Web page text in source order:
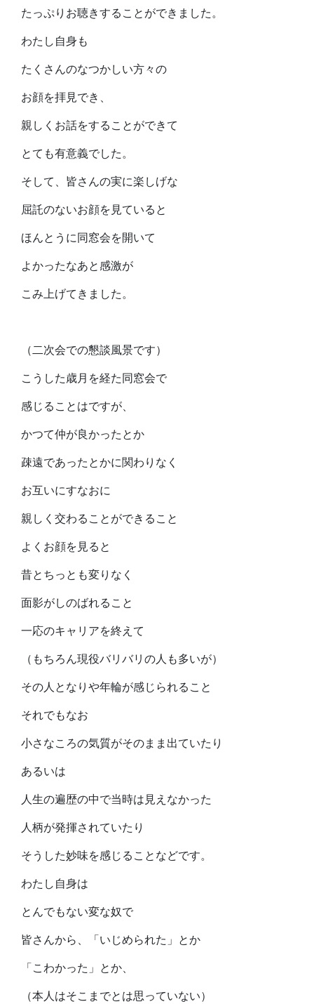
たっぷりお聴きすることができました。
わたし自身も
たくさんのなつかしい方々の
お顔を拝見でき、
親しくお話をすることができて
とても有意義でした。
そして、皆さんの実に楽しげな
屈託のないお顔を見ていると
ほんとうに同窓会を開いて
よかったなあと感激が
こみ上げてきました。
（二次会での懇談風景です）
こうした歳月を経た同窓会で
感じることはですが、
かつて仲が良かったとか
疎遠であったとかに関わりなく
お互いにすなおに
親しく交わることができること
よくお顔を見ると
昔とちっとも変りなく
面影がしのばれること
一応のキャリアを終えて
（もちろん現役バリバリの人も多いが）
その人となりや年輪が感じられること
それでもなお
小さなころの気質がそのまま出ていたり
あるいは
人生の遍歴の中で当時は見えなかった
人柄が発揮されていたり
そうした妙味を感じることなどです。
わたし自身は
とんでもない変な奴で
皆さんから、「いじめられた」とか
「こわかった」とか、
（本人はそこまでとは思っていない）